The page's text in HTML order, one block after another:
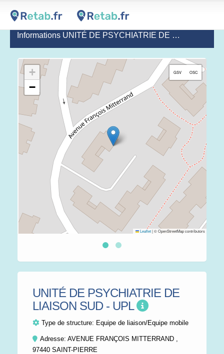
Informations UNITÉ DE PSYCHIATRIE DE LIAISON SUD - UPL
+
−
GSV OSC
Leaflet|© OpenStreetMap contributors
UNITÉ DE PSYCHIATRIE DE
LIAISON SUD - UPL
Type de structure: Equipe de liaison/Equipe mobile
Adresse: AVENUE FRANÇOIS MITTERRAND ,
97440 SAINT-PIERRE